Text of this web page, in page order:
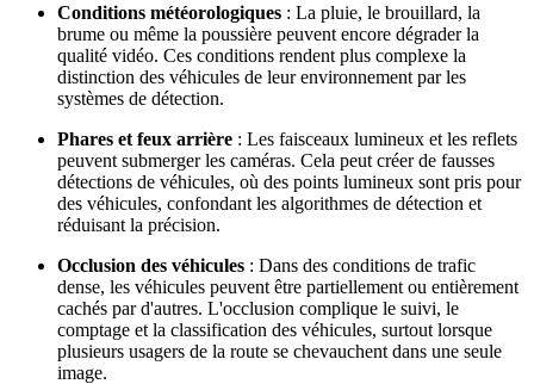
Conditions météorologiques : La pluie, le brouillard, la
brume ou même la poussière peuvent encore dégrader la
qualité vidéo. Ces conditions rendent plus complexe la
distinction des véhicules de leur environnement par les
systèmes de détection.
Phares et feux arrière : Les faisceaux lumineux et les reflets
peuvent submerger les caméras. Cela peut créer de fausses
détections de véhicules, où des points lumineux sont pris pour
des véhicules, confondant les algorithmes de détection et
réduisant la précision.
Occlusion des véhicules : Dans des conditions de trafic
dense, les véhicules peuvent être partiellement ou entièrement
cachés par d'autres. L'occlusion complique le suivi, le
comptage et la classification des véhicules, surtout lorsque
plusieurs usagers de la route se chevauchent dans une seule
image.